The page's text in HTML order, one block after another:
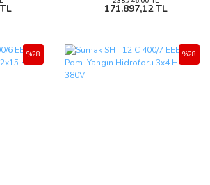
171.897,12 TL
%28 %28